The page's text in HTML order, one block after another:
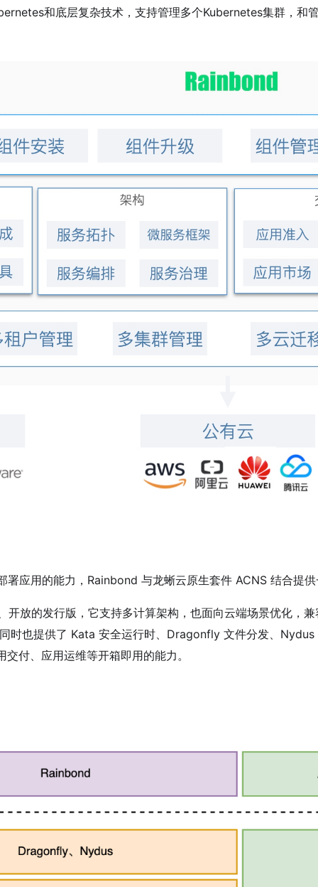
和底层复杂技术，支持管理多个Kubernetes集群，和
应用的能力，Rainbond 与龙蜥云原生套件 ACNS 结合提
放的发行版，它支持多计算架构，也面向云端场景优化，
时也提供了 Kata 安全运行时、Dragonfly 文件分发、Nydus
付、应用运维等开箱即用的能力。